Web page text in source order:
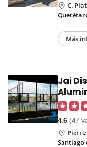
C.
Más
Jai
4.6 (47
Pierre
Santiago